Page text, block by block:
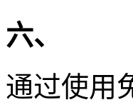
六、
通过使用